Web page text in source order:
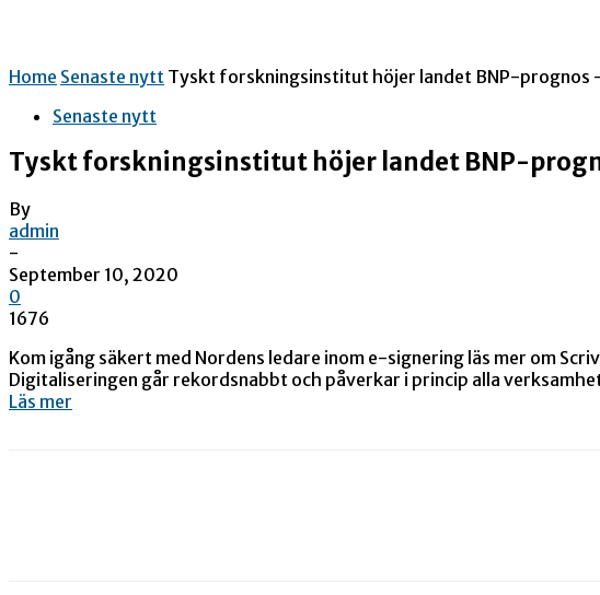
Home Senaste nytt Tyskt forskningsinstitut höjer landet BNP-prognos
Senaste nytt
Tyskt forskningsinstitut höjer landet BNP-
By
admin
-
September 10, 2020
0
1676
Kom igång säkert med Nordens ledare inom e-signering läs mer om
Digitaliseringen går rekordsnabbt och påverkar i princip alla
Läs mer